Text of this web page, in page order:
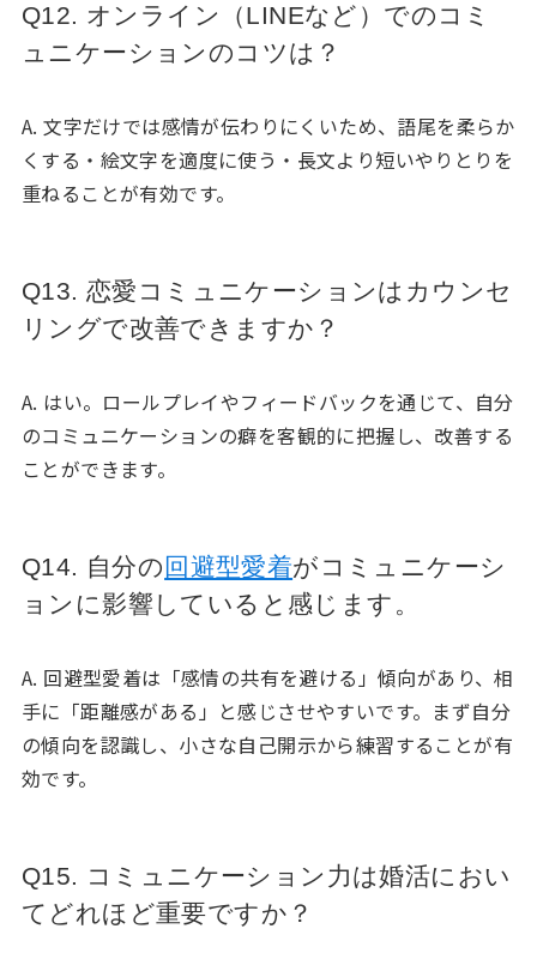
Q12. オンライン（LINEなど）でのコミ
ュニケーションのコツは？
A. 文字だけでは感情が伝わりにくいため、語尾を柔らか
くする・絵文字を適度に使う・長文より短いやりとりを
重ねることが有効です。
Q13. 恋愛コミュニケーションはカウンセ
リングで改善できますか？
A. はい。ロールプレイやフィードバックを通じて、自分
のコミュニケーションの癖を客観的に把握し、改善する
ことができます。
Q14. 自分の 回避型愛着がコミュニケーシ
ョンに影響していると感じます。
A. 回避型愛着は「感情の共有を避ける」傾向があり、相
手に「距離感がある」と感じさせやすいです。まず自分
の傾向を認識し、小さな自己開示から練習することが有
効です。
Q15. コミュニケーション力は婚活におい
てどれほど重要ですか？